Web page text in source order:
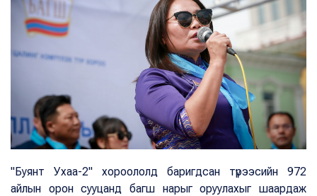
"Буянт Ухаа-2" хороололд баригдсан түрээсийн 972
айлын орон сууцанд багш нарыг оруулахыг шаардаж